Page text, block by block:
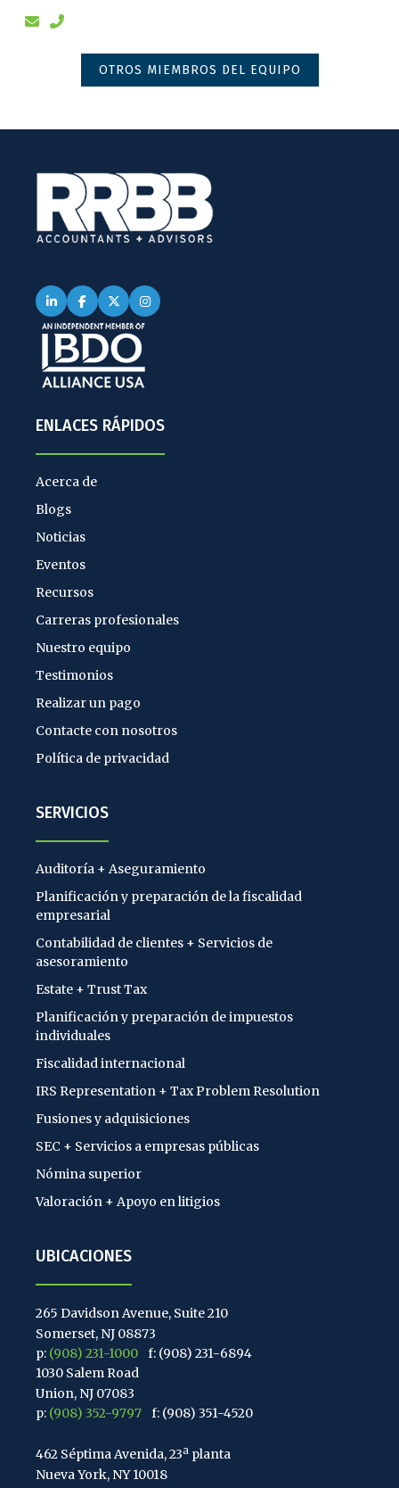
OTROS MIEMBROS DEL EQUIPO
ENLACES RÁPIDOS
Acerca de
Blogs
Noticias
Eventos
Recursos
Carreras profesionales
Nuestro equipo
Testimonios
Realizar un pago
Contacte con nosotros
Política de privacidad
SERVICIOS
Auditoría + Aseguramiento
Planificación y preparación de la fiscalidad
empresarial
Contabilidad de clientes + Servicios de
asesoramiento
Estate + Trust Tax
Planificación y preparación de impuestos
individuales
Fiscalidad internacional
IRS Representation + Tax Problem Resolution
Fusiones y adquisiciones
SEC + Servicios a empresas públicas
Nómina superior
Valoración + Apoyo en litigios
UBICACIONES
265 Davidson Avenue, Suite 210
Somerset, NJ 08873
p: (908) 231-1000
f: (908) 231-6894
1030 Salem Road
Union, NJ 07083
p: (908) 352-9797 f: (908) 351-4520
462 Séptima Avenida, 23ª planta
Nueva York, NY 10018